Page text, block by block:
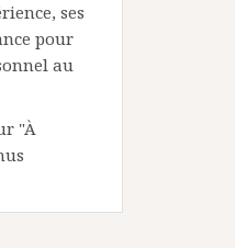
ses
pour
au
"À